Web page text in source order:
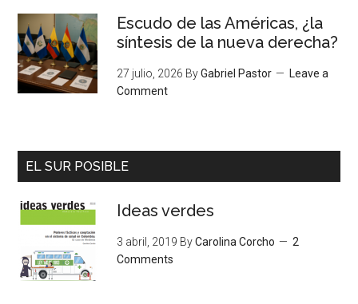
Escudo de las Américas, ¿la
síntesis de la nueva derecha?
27 julio, 2026 ByGabriel Pastor
Leave a
Comment
EL SUR POSIBLE
Ideas verdes
3 abril, 2019 ByCarolina Corcho
2
Comments